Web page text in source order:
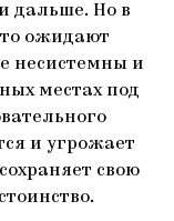
дальше. Но в
ожидают
несистемны и
местах под
и угрожает
свою